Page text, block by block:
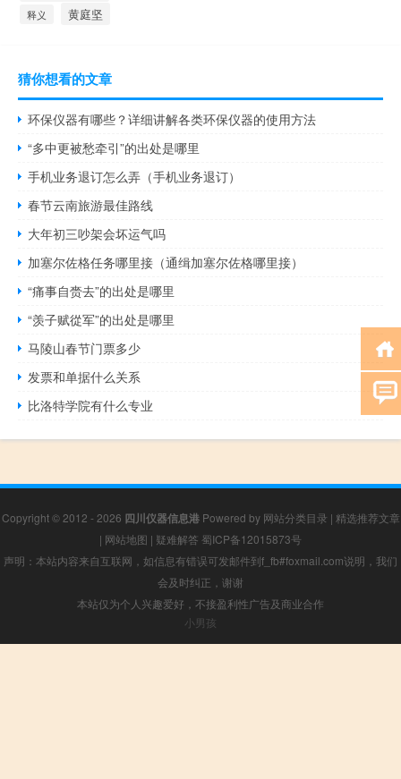
释义 黄庭坚
猜你想看的文章
环保仪器有哪些？详细讲解各类环保仪器的使用方法
“多中更被愁牵引”的出处是哪里
手机业务退订怎么弄（手机业务退订）
春节云南旅游最佳路线
大年初三吵架会坏运气吗
加塞尔佐格任务哪里接（通缉加塞尔佐格哪里接）
“痛事自赍去”的出处是哪里
“羡子赋從军”的出处是哪里
马陵山春节门票多少
发票和单据什么关系
比洛特学院有什么专业
Copyright © 2012 - 2026 四川仪器信息港Powered by 网站分类目录 | 精选推荐文章
| 网站地图 | 疑难解答 蜀ICP备12015873号
声明：本站内容来自互联网，如信息有错误可发邮件到f_fb#foxmail.com说明，我们
会及时纠正，谢谢
本站仅为个人兴趣爱好，不接盈利性广告及商业合作
小男孩